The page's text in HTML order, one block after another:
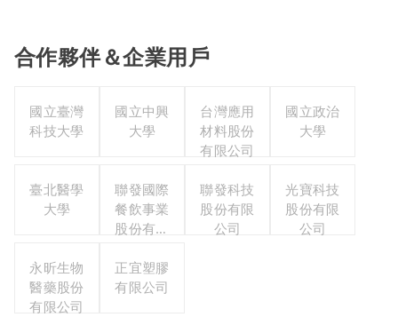
合作夥伴＆企業用戶
國立臺灣
科技大學
國立中興
大學
台灣應用
材料股份
有限公司
國立政治
大學
臺北醫學
大學
聯發國際
餐飲事業
股份有限
聯發科技
股份有限
公司
光寶科技
股份有限
公司
永昕生物
醫藥股份
有限公司
正宜塑膠
有限公司